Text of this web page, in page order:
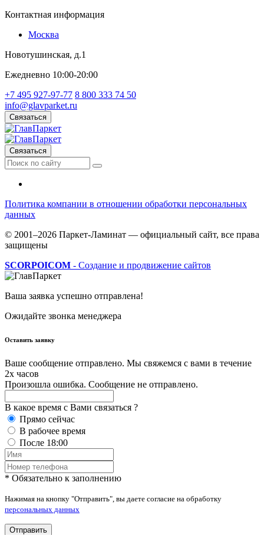
Контактная информация
Москва
Новотушинская, д.1
Ежедневно 10:00-20:00
+7 495 927-97-77 8 800 333 74 50
info@glavparket.ru
Связаться
Связаться
Политика компании в отношении обработки персональных
данных
© 2001–2026 Паркет-Ламинат — официальный сайт, все права
защищены
SCORPOICOM - Создание и продвижение сайтов
Ваша заявка успешно отправлена!
Ожидайте звонка менеджера
Оставить заявку
Ваше сообщение отправлено. Мы свяжемся с вами в течение
2х часов
Произошла ошибка. Сообщение не отправлено.
В какое время с Вами связаться ?
Прямо сейчас
В рабочее время
После 18:00
* Обязательно к заполнению
Нажимая на кнопку "Отправить", вы даете согласие на обработку
персональных данных
Отправить